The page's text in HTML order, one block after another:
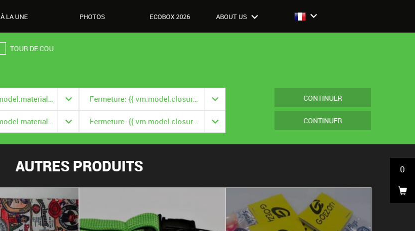
À LA UNE PHOTOS ECOBOX 2026 ABOUT US
0
TOUR DE COU
Matériau: {{ vm.model.material === null ? '' : vm.model.material.title }} Fermeture: {{ vm.model.closure === null ? '' : vm.model.closure.title }} CONTINUER
Matériau: {{ vm.model.material === null ? '' : vm.model.material.title }} Fermeture: {{ vm.model.closure === null ? '' : vm.model.closure.title }} CONTINUER
AUTRES PRODUITS